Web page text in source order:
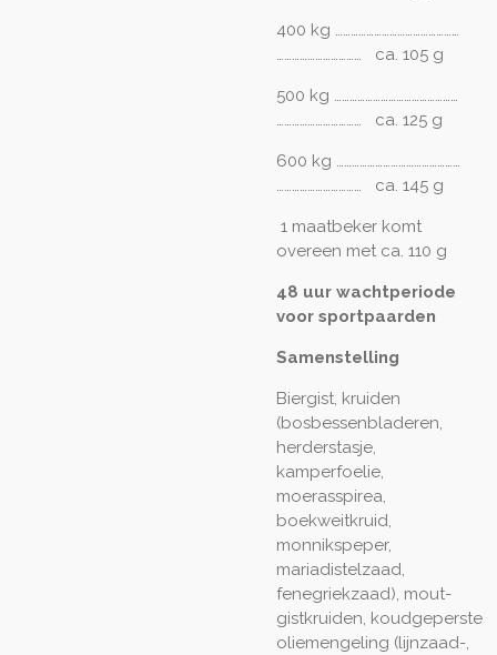
400 kg …………………………………………
…………………………… ca. 105 g
500 kg …………………………………………
…………………………… ca. 125 g
600 kg …………………………………………
…………………………… ca. 145 g
1 maatbeker komt
overeen met ca. 110 g
48 uur wachtperiode
voor sportpaarden
Samenstelling
Biergist, kruiden
(bosbessenbladeren,
herderstasje,
kamperfoelie,
moerasspirea,
boekweitkruid,
monnikspeper,
mariadistelzaad,
fenegriekzaad), mout-
gistkruiden, koudgeperste
oliemengeling (lijnzaad-,